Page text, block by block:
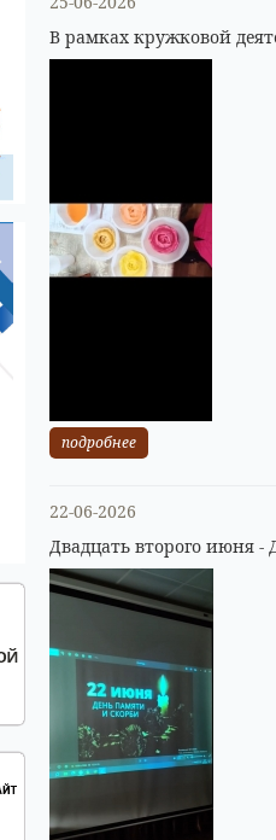
В рамках кружковой
подробнее
22-06-2026
Двадцать второго июня -